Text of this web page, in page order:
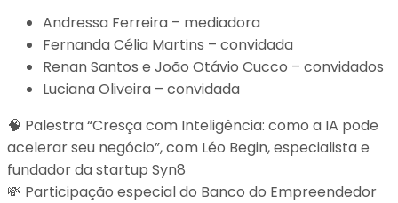
Andressa Ferreira – mediadora
Fernanda Célia Martins – convidada
Renan Santos e João Otávio Cucco – convidados
Luciana Oliveira – convidada
🧠 Palestra “Cresça com Inteligência: como a IA pode
acelerar seu negócio”, com Léo Begin, especialista e
fundador da startup Syn8
💸 Participação especial do Banco do Empreendedor